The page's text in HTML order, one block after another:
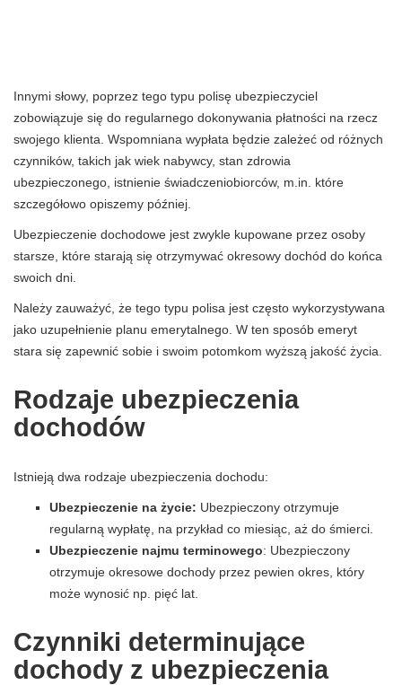
Innymi słowy, poprzez tego typu polisę ubezpieczyciel
zobowiązuje się do regularnego dokonywania płatności na rzecz
swojego klienta. Wspomniana wypłata będzie zależeć od różnych
czynników, takich jak wiek nabywcy, stan zdrowia
ubezpieczonego, istnienie świadczeniobiorców, m.in. które
szczegółowo opiszemy później.
Ubezpieczenie dochodowe jest zwykle kupowane przez osoby
starsze, które starają się otrzymywać okresowy dochód do końca
swoich dni.
Należy zauważyć, że tego typu polisa jest często wykorzystywana
jako uzupełnienie planu emerytalnego. W ten sposób emeryt
stara się zapewnić sobie i swoim potomkom wyższą jakość życia.
Rodzaje ubezpieczenia
dochodów
Istnieją dwa rodzaje ubezpieczenia dochodu:
Ubezpieczenie na życie: Ubezpieczony otrzymuje
regularną wypłatę, na przykład co miesiąc, aż do śmierci.
Ubezpieczenie najmu terminowego: Ubezpieczony
otrzymuje okresowe dochody przez pewien okres, który
może wynosić np. pięć lat.
Czynniki determinujące
dochody z ubezpieczenia